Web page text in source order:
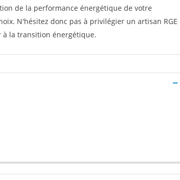
de la performance énergétique de votre
N'hésitez donc pas à privilégier un artisan RGE
la transition énergétique.